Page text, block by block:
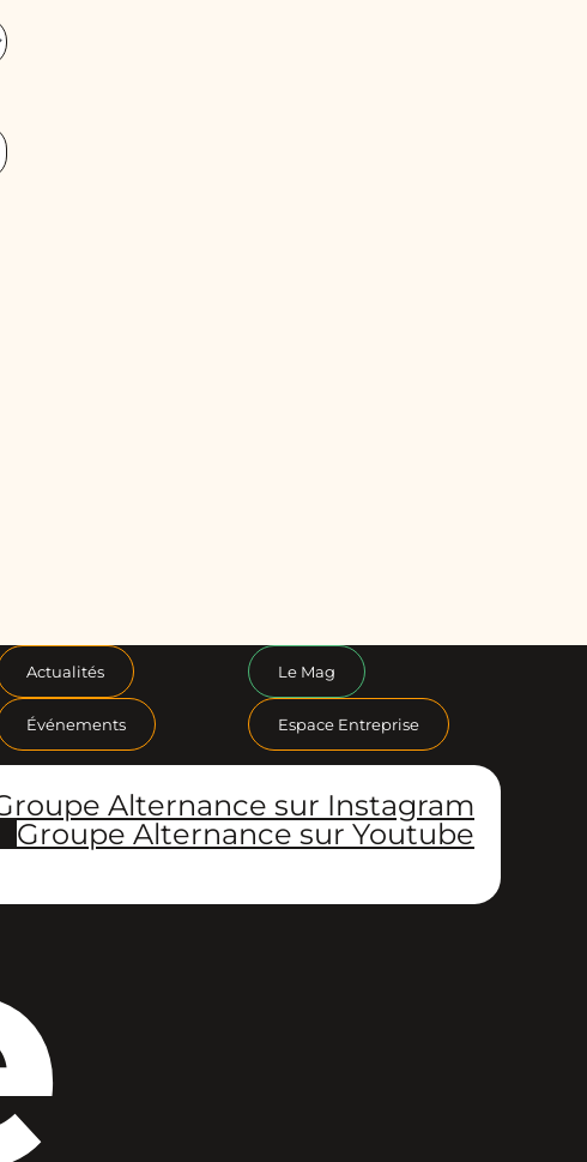
Actualités Le Mag
Événements Espace Entreprise
Alternance sur Instagram
Groupe Alternance sur Youtube